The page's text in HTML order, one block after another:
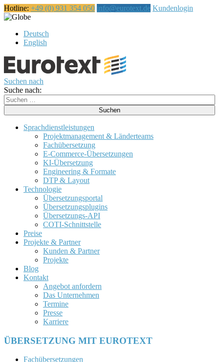
Hotline: +49 (0) 931 354 050 info@eurotext.de Kundenlogin
Deutsch
English
Suchen nach
Suche nach:
Sprachdienstleistungen
Projektmanagement & Länderteams
Fachübersetzung
E-Commerce-Übersetzungen
KI-Übersetzung
Engineering & Formate
DTP & Layout
Technologie
Übersetzungsportal
Übersetzungsplugins
Übersetzungs-API
COTI-Schnittstelle
Preise
Projekte & Partner
Kunden & Partner
Projekte
Blog
Kontakt
Angebot anfordern
Das Unternehmen
Termine
Presse
Karriere
ÜBERSETZUNG MIT EUROTEXT
Fachübersetzungen